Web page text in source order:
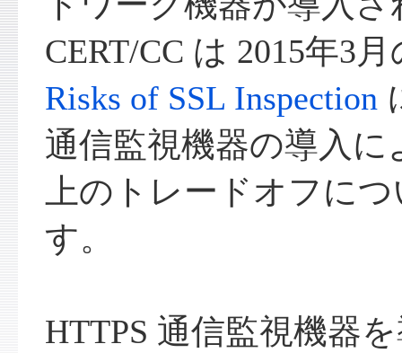
CERT/CC は 2015年3
Risks of SSL Inspection
通信監視機器の導入
上のトレードオフに
す。
HTTPS 通信監視機器